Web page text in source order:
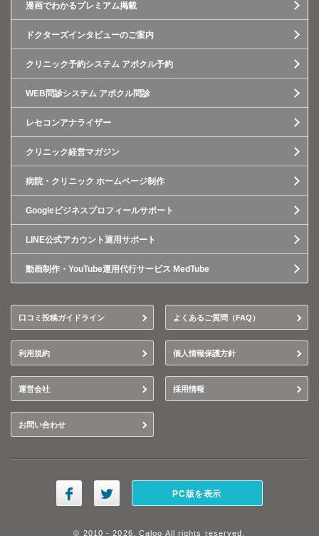
漫画でわかるプレミアム掲載
ドクターズインタビューのご案内
クリニック予約システム アポクル予約
WEB問診システム アポクル問診
レセコンアナライザー
クリニック経営マガジン
病院・クリニック ホームページ制作
Googleビジネスプロフィールサポート
LINE公式アカウント運用サポート
動画制作・YouTube運用代行サービス MedTube
口コミ投稿ガイドライン よくあるご質問（FAQ）
利用規約 個人情報保護方針
運営会社 採用情報
お問い合わせ
PC版を表示
© 2010 - 2026, Caloo All rights reserved.